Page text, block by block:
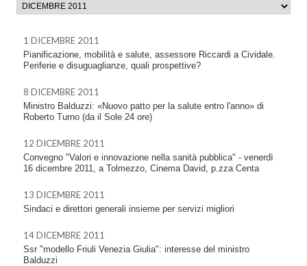
1 DICEMBRE 2011
Pianificazione, mobilità e salute, assessore Riccardi a Cividale.
Periferie e disuguaglianze, quali prospettive?
8 DICEMBRE 2011
Ministro Balduzzi: «Nuovo patto per la salute entro l'anno» di
Roberto Turno (da il Sole 24 ore)
12 DICEMBRE 2011
Convegno "Valori e innovazione nella sanità pubblica" - venerdì
16 dicembre 2011, a Tolmezzo, Cinema David, p.zza Centa
13 DICEMBRE 2011
Sindaci e direttori generali insieme per servizi migliori
14 DICEMBRE 2011
Ssr "modello Friuli Venezia Giulia": interesse del ministro
Balduzzi